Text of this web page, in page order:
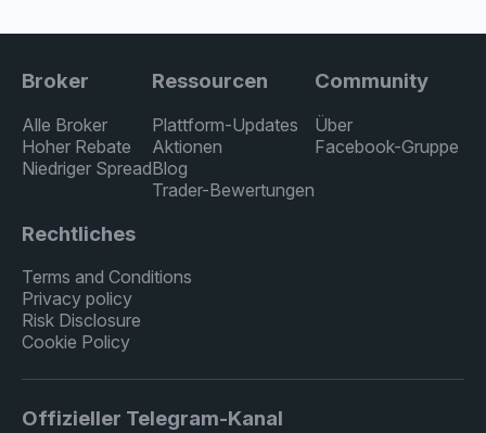
Broker
Alle Broker
Hoher Rebate
Niedriger Spread
Ressourcen
Plattform-Updates
Aktionen
Blog
Trader-Bewertungen
Community
Über
Facebook-Gruppe
Rechtliches
Terms and Conditions
Privacy policy
Risk Disclosure
Cookie Policy
Offizieller Telegram-Kanal